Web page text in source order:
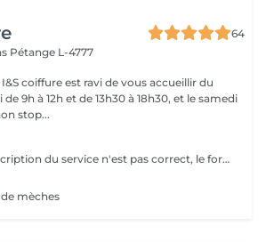
64
Pétange L-4777
coiffure est ravi de vous accueillir du
9h à 12h et de 13h30 à 18h30, et le samedi
stop...
Attention,si la description du service n'est pas correct, le forfait pourra ne pas être exécutée en entier,néanmoins la meilleure solution sera adaptée, ainsi que la différence de prix appliquée sur place. Le prix sera adaptée en supplément - à la difficulté - au supplément de produits - d'autres nécessaires techniques
mèches